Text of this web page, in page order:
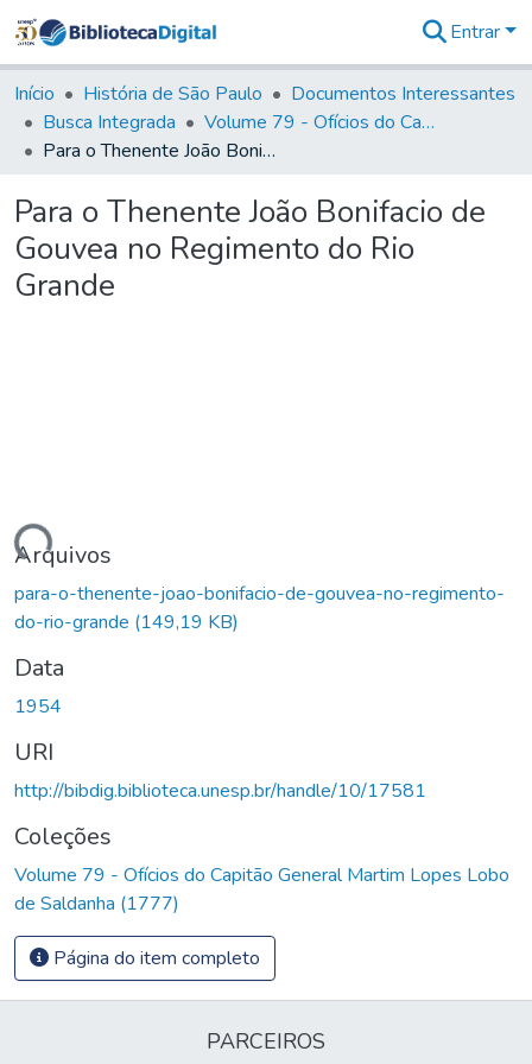
&
Coleções
Tudo na
Biblioteca
Estatísticas
Entrar
Início História de São Paulo
Documentos Interessantes
Busca Integrada
Volume 79 - Ofícios do Capitão General Martim Lopes Lobo de Saldanha (1777)
Para o Thenente João Bonifacio de Gouvea no Regimento do Rio Grande
Para o Thenente João Bonifacio de
Gouvea no Regimento do Rio
Grande
Arquivos
para-o-thenente-joao-bonifacio-de-gouvea-no-regimento-
do-rio-grande (149,19 KB)
Data
1954
URI
http://bibdig.biblioteca.unesp.br/handle/10/17581
Coleções
Volume 79 - Ofícios do Capitão General Martim Lopes Lobo
de Saldanha (1777)
Página do item completo
PARCEIROS